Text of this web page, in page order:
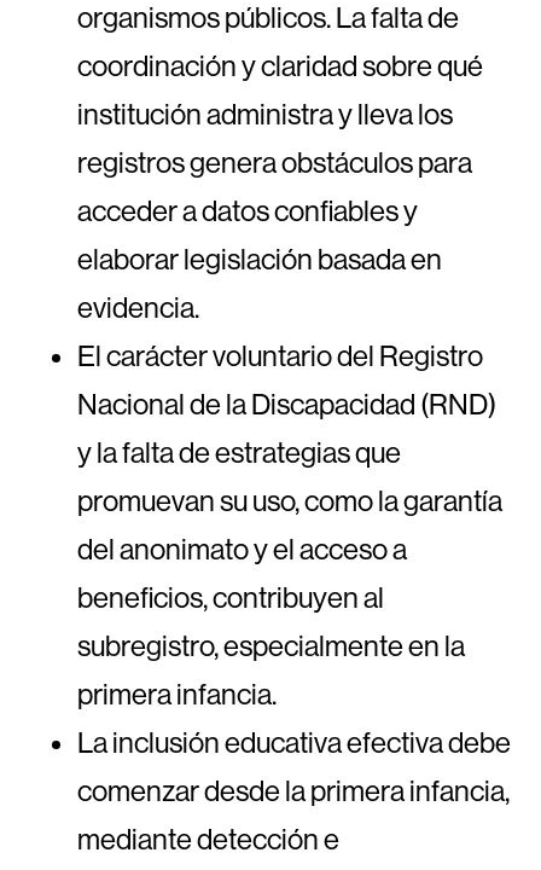
organismos públicos. La falta de
coordinación y claridad sobre qué
institución administra y lleva los
registros genera obstáculos para
acceder a datos confiables y
elaborar legislación basada en
evidencia.
El carácter voluntario del Registro
Nacional de la Discapacidad (RND)
y la falta de estrategias que
promuevan su uso, como la garantía
del anonimato y el acceso a
beneficios, contribuyen al
subregistro, especialmente en la
primera infancia.
La inclusión educativa efectiva debe
comenzar desde la primera infancia,
mediante detección e